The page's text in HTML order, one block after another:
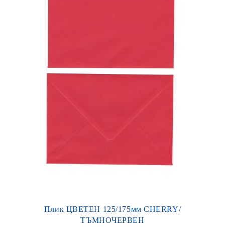
Плик ЦВЕТЕН 125/175мм CHERRY/
ТЪМНОЧЕРВЕН